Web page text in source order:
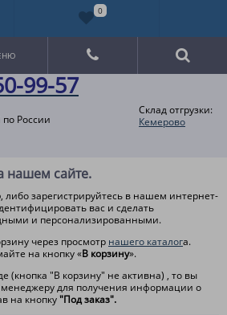
99-57
России
Склад отгрузки:
Кемерово
нашем сайте.
, либо зарегистрируйтесь в нашем интернет-
вас и сделать
и персонализированными.
через просмотр нашего каталога.
на кнопку «В корзину».
(кнопка "В корзину" не активна) , то вы
менеджеру для получения информации о
на кнопку"Под заказ".
0